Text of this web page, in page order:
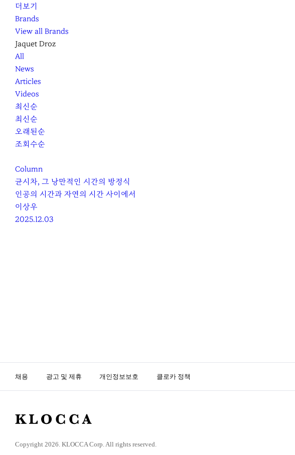
더보기
Brands
View all Brands
Jaquet Droz
All
News
Articles
Videos
최신순
최신순
오래된순
조회수순
Column
균시차, 그 낭만적인 시간의 방정식
인공의 시간과 자연의 시간 사이에서
이상우
2025.12.03
채용 광고 및 제휴 개인정보보호 클로카 정책
K
O
Copyright 2026. KLOCCA Corp. All rights reserved.